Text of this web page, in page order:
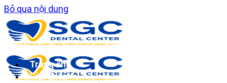
Bỏ qua nội dung
Trang chủ
Giới thiệu